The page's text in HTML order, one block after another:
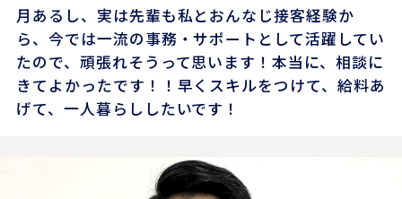
月あるし、実は先輩も私とおんなじ接客経験か
ら、今では一流の事務・サポートとして活躍してい
たので、頑張れそうって思います！本当に、相談に
きてよかったです！！早くスキルをつけて、給料あ
げて、一人暮らししたいです！